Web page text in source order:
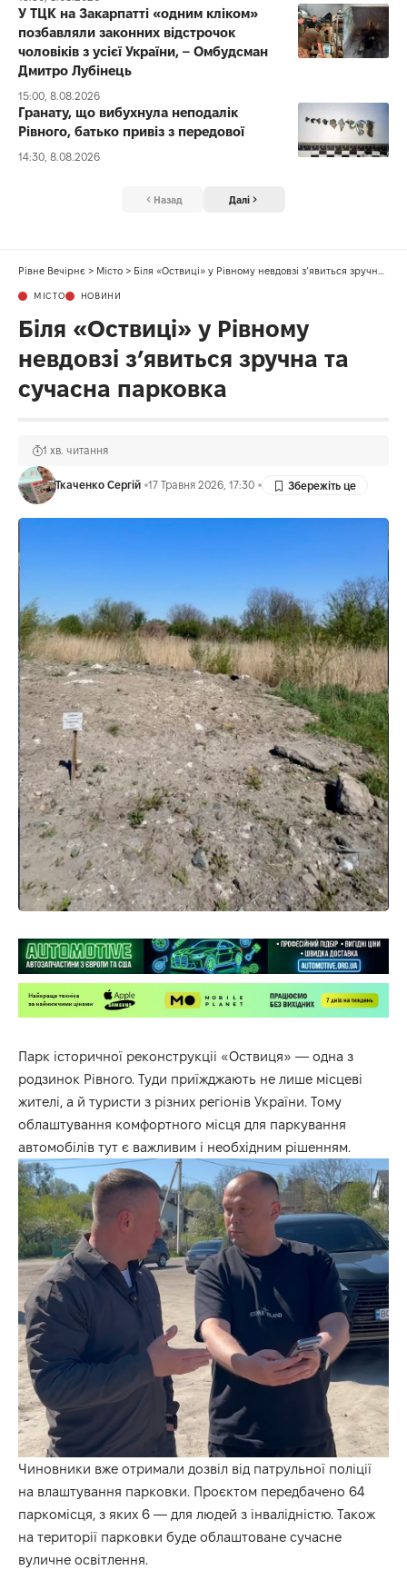
У ТЦК на Закарпатті «одним кліком»
позбавляли законних відстрочок
чоловіків з усієї України, – Омбудсман
Дмитро Лубінець
15:00, 8.08.2026
Гранату, що вибухнула неподалік
Рівного, батько привіз з передової
14:30, 8.08.2026
Назад Далі
Рівне Вечірнє > Місто > Біля «Оствиці» у Рівному невдовзі з’явиться зручна та сучасна парковка
МІСТО НОВИНИ
Біля «Оствиці» у Рівному
невдовзі з’явиться зручна та
сучасна парковка
Ткаченко Сергій 17 Травня 2026, 17:30
1 хв. читання
Парк історичної реконструкціі «Оствиця» — одна з
родзинок Рівного. Туди приїжджають не лише місцеві
жителі, а й туристи з різних регіонів України. Тому
облаштування комфортного місця для паркування
автомобілів тут є важливим і необхідним рішенням.
Чиновники вже отримали дозвіл від патрульної поліції
на влаштування парковки. Проєктом передбачено 64
паркомісця, з яких 6 — для людей з інвалідністю. Також
на території парковки буде облаштоване сучасне
вуличне освітлення.